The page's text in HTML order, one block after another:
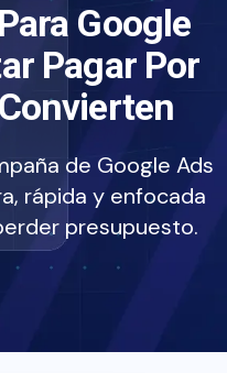
Google
Pagar Por
de Google Ads
rápida y enfocada
presupuesto.